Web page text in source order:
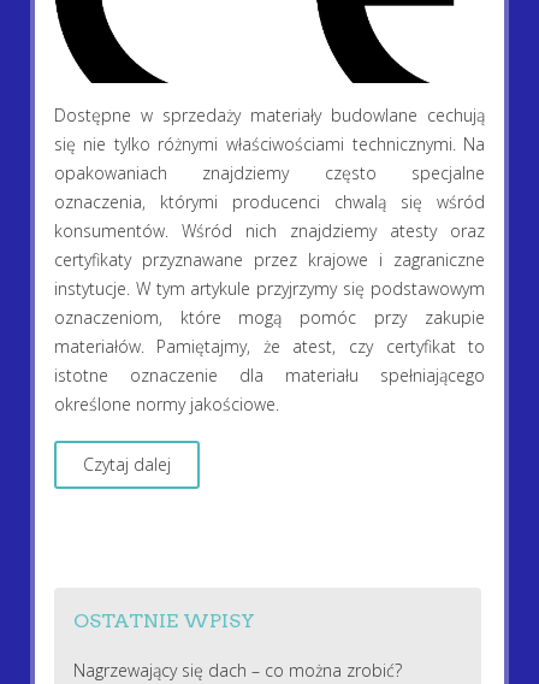
Dostępne w sprzedaży materiały budowlane cechują
się nie tylko różnymi właściwościami technicznymi. Na
opakowaniach znajdziemy często specjalne
oznaczenia, którymi producenci chwalą się wśród
konsumentów. Wśród nich znajdziemy atesty oraz
certyfikaty przyznawane przez krajowe i zagraniczne
instytucje. W tym artykule przyjrzymy się podstawowym
oznaczeniom, które mogą pomóc przy zakupie
materiałów. Pamiętajmy, że atest, czy certyfikat to
istotne oznaczenie dla materiału spełniającego
określone normy jakościowe.
Czytaj dalej
OSTATNIE WPISY
Nagrzewający się dach – co można zrobić?